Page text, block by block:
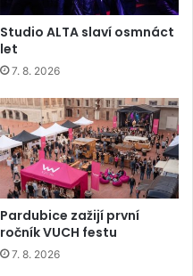
Studio ALTA slaví osmnáct
let
7. 8. 2026
Pardubice zažijí první
ročník VUCH festu
7. 8. 2026